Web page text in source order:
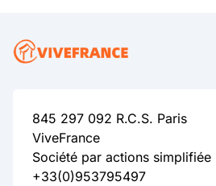
845 297 092 R.C.S. Paris
ViveFrance
Société par actions simplifiée
+33(0)953795497